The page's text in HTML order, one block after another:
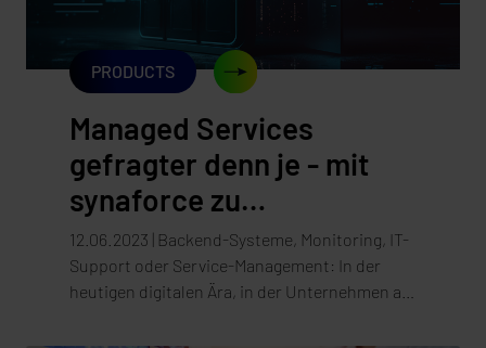
Sie, wie Sie Ihr Unternehmen zukunftssicher
aufstellen können.
PRODUCTS
Managed Services
gefragter denn je - mit
synaforce zu
ausfallsicheren IT-
Systemen!
12.06.2023 | Backend-Systeme, Monitoring, IT-
Support oder Service-Management: In der
heutigen digitalen Ära, in der Unternehmen auf
Systeme und Datenspeicher angewiesen sind,